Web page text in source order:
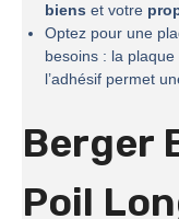
biens et votre
Optez pour une
besoins : la
l’adhésif permet
Berger
Poil